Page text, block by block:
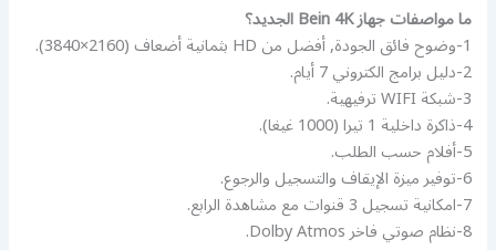
ما مواصفات جهاز Bein 4K الجديد؟
1-وضوح فائق الجودة, أفضل من HD بثمانية أضعاف (2160×3840).
2-دليل برامج الكتروني 7 أيام.
3-شبكة WIFI ترفيهية.
4-ذاكرة داخلية 1 تيرا (1000 غيغا).
5-أفلام حسب الطلب.
6-توفير ميزة الإيقاف والتسجيل والرجوع.
7-امكانية تسجيل 3 قنوات مع مشاهدة الرابع.
8-نظام صوتي فاخر Dolby Atmos.